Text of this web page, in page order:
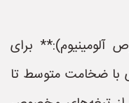
برای
با ضخامت متوسط تا